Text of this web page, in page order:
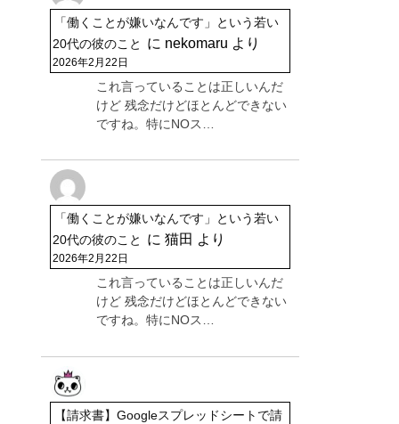
「働くことが嫌いなんです」という若い
20代の彼のこと
に nekomaru より
2026年2月22日
これ言っていることは正しいんだ
けど 残念だけどほとんどできない
ですね。特にNOス…
「働くことが嫌いなんです」という若い
20代の彼のこと
に 猫田 より
2026年2月22日
これ言っていることは正しいんだ
けど 残念だけどほとんどできない
ですね。特にNOス…
【請求書】Googleスプレッドシートで請